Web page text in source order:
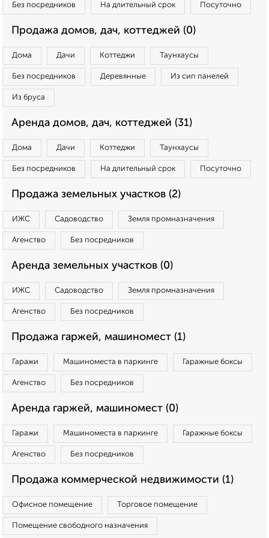
Без посредников На длительный срок Посуточно
Продажа домов, дач, коттеджей (0)
Дома Дачи Коттеджи Таунхаусы
Без посредников Деревянные Из сип панелей
Из бруса
Аренда домов, дач, коттеджей (31)
Дома Дачи Коттеджи Таунхаусы
Без посредников На длительный срок Посуточно
Продажа земельных участков (2)
ИЖС Садоводство Земля промназначения
Агенство Без посредников
Аренда земельных участков (0)
ИЖС Садоводство Земля промназначения
Агенство Без посредников
Продажа гаржей, машиномест (1)
Гаражи Машиноместа в паркинге Гаражные боксы
Агенство Без посредников
Аренда гаржей, машиномест (0)
Гаражи Машиноместа в паркинге Гаражные боксы
Агенство Без посредников
Продажа коммерческой недвижимости (1)
Офисное помещение Торговое помещение
Помещение свободного назначения